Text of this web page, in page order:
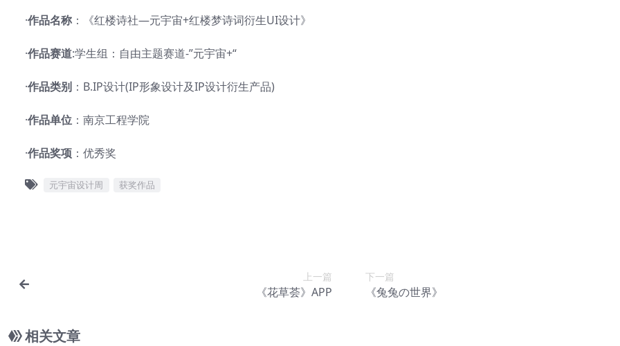
·作品名称 ：《红楼诗社—元宇宙+红楼梦诗词衍生UI设计》
·作品赛道:学生组：自由主题赛道-”元宇宙+“
·作品类别 ：B.IP设计(IP形象设计及IP设计衍生产品)
·作品单位 ：南京工程学院
·作品奖项 ：优秀奖
元宇宙设计周 获奖作品
上一篇
《花草荟》APP
下一篇
《兔兔の世界》
相关文章